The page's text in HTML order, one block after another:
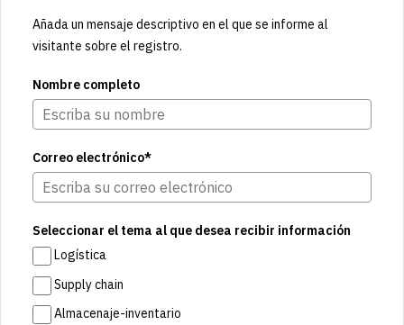
Añada un mensaje descriptivo en el que se informe al
visitante sobre el registro.
Nombre completo
Correo electrónico*
Seleccionar el tema al que desea recibir información
Logística
Supply chain
Almacenaje-inventario